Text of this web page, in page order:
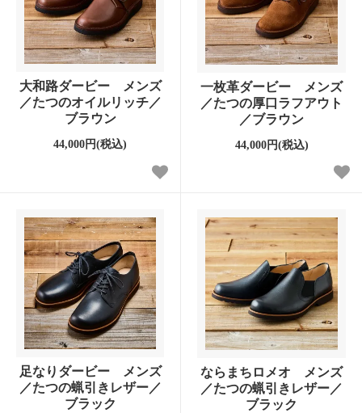
大和路ダービー メンズ
／たつのオイルリッチ／
ブラウン
44,000円(税込)
一枚革ダービー メンズ
／たつの厚口ラフアウト
／ブラウン
44,000円(税込)
足なりダービー メンズ
／たつの蝋引きレザー／
ブラック
ならまちロメオ メンズ
／たつの蝋引きレザー／
ブラック